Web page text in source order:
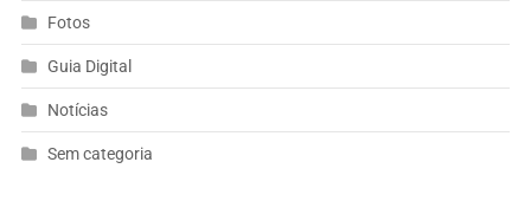
Fotos
Guia Digital
Notícias
Sem categoria